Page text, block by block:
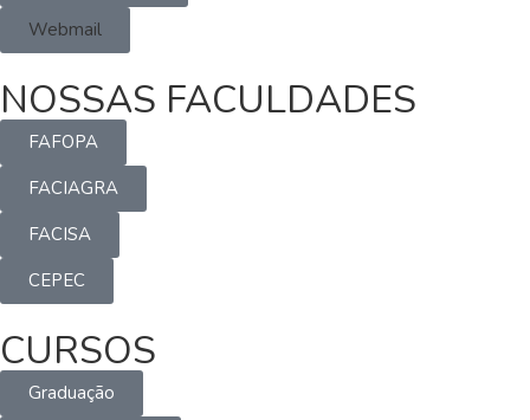
Webmail
NOSSAS FACULDADES
FAFOPA
FACIAGRA
FACISA
CEPEC
CURSOS
Graduação